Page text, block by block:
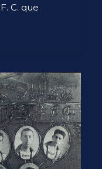
C. que